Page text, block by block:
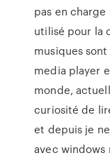
pas en
utilisé pour la
musiques
media player
monde,
curiosité de
et depuis je
avec windows